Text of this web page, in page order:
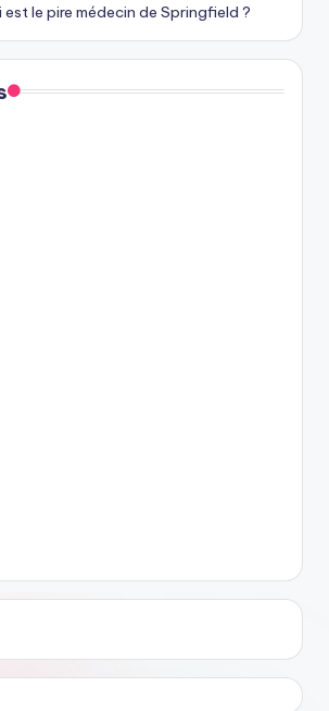
est le pire médecin de Springfield ?